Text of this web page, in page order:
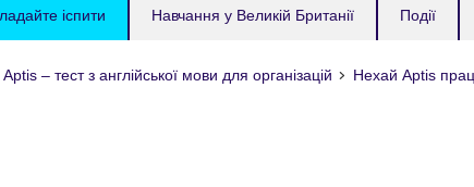
іспити Навчання у Великій Британії Події
Aptis – тест з англійської мови для організацій Нехай Aptis